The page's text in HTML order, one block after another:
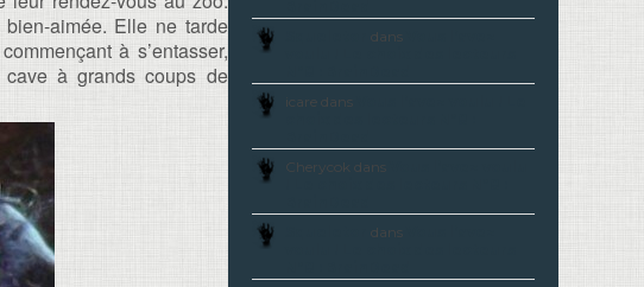
aimée. Elle ne tarde
à s’entasser,
à grands coups de
dans
icare dans
Cherycok dans
dans